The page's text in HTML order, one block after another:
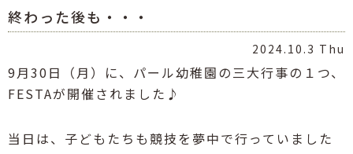
終わった後も・・・
2024.10.3 Thu
9月30日（月）に、パール幼稚園の三大行事の１つ、
FESTAが開催されました♪
当日は、子どもたちも競技を夢中で行っていました